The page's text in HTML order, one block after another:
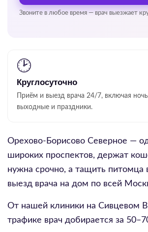
Звоните в любое время — врач выезжает
🕑
Круглосуточно
Приём и выезд врача 24/7, включая
выходные и праздники.
Орехово-Борисово Северное —
широких проспектов, держат
нужна срочно, а тащить питомца
выезд врача на дом по всей
От нашей клиники на Сивцевом
трафике врач добирается за